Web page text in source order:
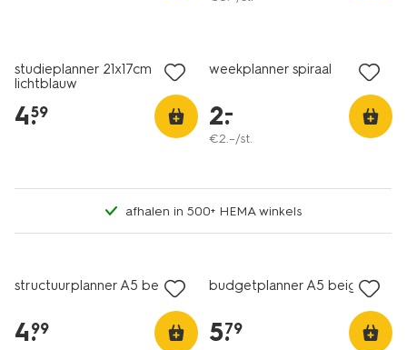
studieplanner 21x17cm
lichtblauw
4.
59
weekplanner spiraal
2.
–
€2.–/st.
afhalen in 500+ HEMA winkels
structuurplanner A5 beige
4.
99
budgetplanner A5 beige
5.
79